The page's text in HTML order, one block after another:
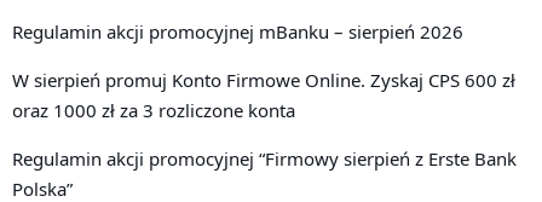
Regulamin akcji promocyjnej mBanku – sierpień 2026
W sierpień promuj Konto Firmowe Online. Zyskaj CPS 600 zł
oraz 1000 zł za 3 rozliczone konta
Regulamin akcji promocyjnej “Firmowy sierpień z Erste Bank
Polska”